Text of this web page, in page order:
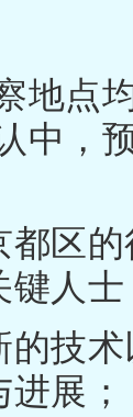
地点
中，
区
键人
技
展；